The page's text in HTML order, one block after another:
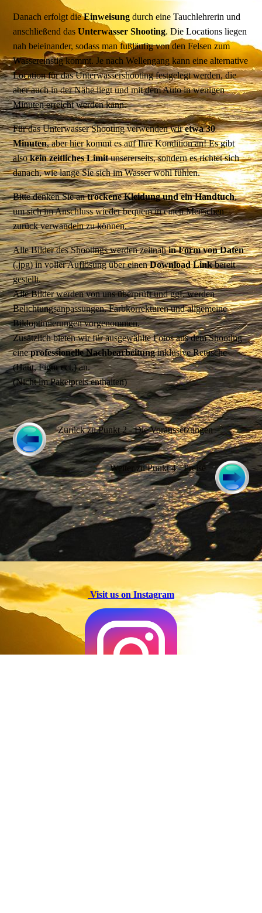
Danach erfolgt dieEinweisung durch eine Tauchlehrerin und
anschließend dasUnterwasser Shooting. Die Locations liegen
nah beieinander, sodass man fußläufig von den Felsen zum
Wassereinstig kommt. Je nach Wellengang kann eine alternative
Location für das Unterwassershooting festgelegt werden, die
aber auch in der Nähe liegt und mit dem Auto in wenigen
Minuten erreicht werden kann.
Für das Unterwasser Shooting verwenden wiretwa 30
Minuten, aber hier kommt es auf Ihre Kondition an! Es gibt
alsokein zeitliches Limitunsererseits, sondern es richtet sich
danach, wie lange Sie sich im Wasser wohl fühlen.
Bitte denken Sie antrockene Kleidung und ein Handtuch,
um sich im Anschluss wieder bequem in einen Menschen
zurück verwandeln zu können.
Alle Bilder des Shootings werden zeitnahin Form von Daten
(.jpg) in voller Auflösung über einenDownload Linkbereit
gestellt.
Alle Bilder werden von uns überprüft und ggf. werden
Belichtungsanpassungen, Farbkorrekturen und allgemeine
Bildoptimierungen vorgenommen.
Zusätzlich bieten wir für ausgewählte Fotos aus dem Shooting
eineprofessionelle Nachbearbeitunginklusive Retusche
(Haut, Figur ect.) an.
(Nicht im Paketpreis enthalten)
Zurück zu Punkt 2 - Die Voraussetzungen
Weiter zu Punkt 4 - Preise
Visit us on Instagram